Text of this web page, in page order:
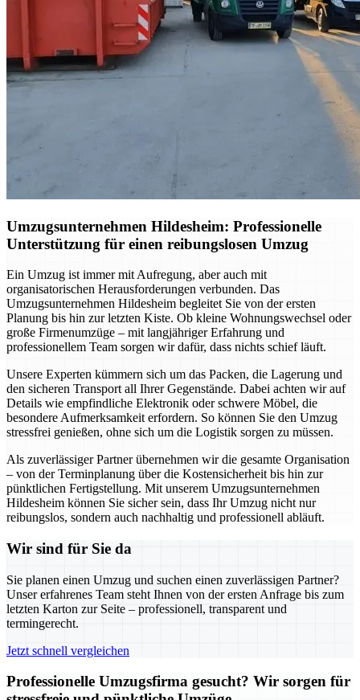
Umzugsunternehmen Hildesheim: Professionelle
Unterstützung für einen reibungslosen Umzug
Ein Umzug ist immer mit Aufregung, aber auch mit
organisatorischen Herausforderungen verbunden. Das
Umzugsunternehmen Hildesheim begleitet Sie von der ersten
Planung bis hin zur letzten Kiste. Ob kleine Wohnungswechsel oder
große Firmenumzüge – mit langjähriger Erfahrung und
professionellem Team sorgen wir dafür, dass nichts schief läuft.
Unsere Experten kümmern sich um das Packen, die Lagerung und
den sicheren Transport all Ihrer Gegenstände. Dabei achten wir auf
Details wie empfindliche Elektronik oder schwere Möbel, die
besondere Aufmerksamkeit erfordern. So können Sie den Umzug
stressfrei genießen, ohne sich um die Logistik sorgen zu müssen.
Als zuverlässiger Partner übernehmen wir die gesamte Organisation
– von der Terminplanung über die Kostensicherheit bis hin zur
pünktlichen Fertigstellung. Mit unserem Umzugsunternehmen
Hildesheim können Sie sicher sein, dass Ihr Umzug nicht nur
reibungslos, sondern auch nachhaltig und professionell abläuft.
Wir sind für Sie da
Sie planen einen Umzug und suchen einen zuverlässigen Partner?
Unser erfahrenes Team steht Ihnen von der ersten Anfrage bis zum
letzten Karton zur Seite – professionell, transparent und
termingerecht.
Jetzt schnell vergleichen
Professionelle Umzugsfirma gesucht? Wir sorgen für